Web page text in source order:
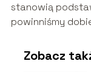
stanowią
powinniśmy
Zobacz